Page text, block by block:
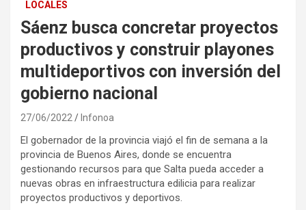
LOCALES
Sáenz busca concretar proyectos
productivos y construir playones
multideportivos con inversión del
gobierno nacional
27/06/2022 Infonoa
El gobernador de la provincia viajó el fin de semana a la
provincia de Buenos Aires, donde se encuentra
gestionando recursos para que Salta pueda acceder a
nuevas obras en infraestructura edilicia para realizar
proyectos productivos y deportivos.